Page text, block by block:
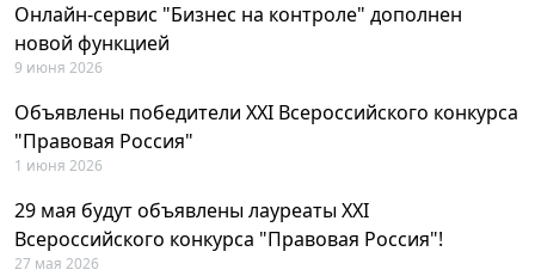
Онлайн-сервис "Бизнес на контроле" дополнен
новой функцией
9 июня 2026
Объявлены победители XXI Всероссийского конкурса
"Правовая Россия"
1 июня 2026
29 мая будут объявлены лауреаты XXI
Всероссийского конкурса "Правовая Россия"!
27 мая 2026